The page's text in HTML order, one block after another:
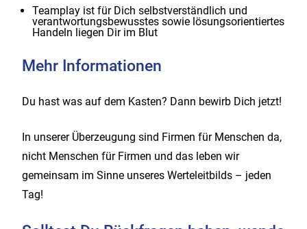
Teamplay ist für Dich selbstverständlich und
verantwortungsbewusstes sowie lösungsorientiertes
Handeln liegen Dir im Blut
Mehr Informationen
Du hast was auf dem Kasten? Dann bewirb Dich jetzt!
In unserer Überzeugung sind Firmen für Menschen da,
nicht Menschen für Firmen und das leben wir
gemeinsam im Sinne unseres Werteleitbilds – jeden
Tag!